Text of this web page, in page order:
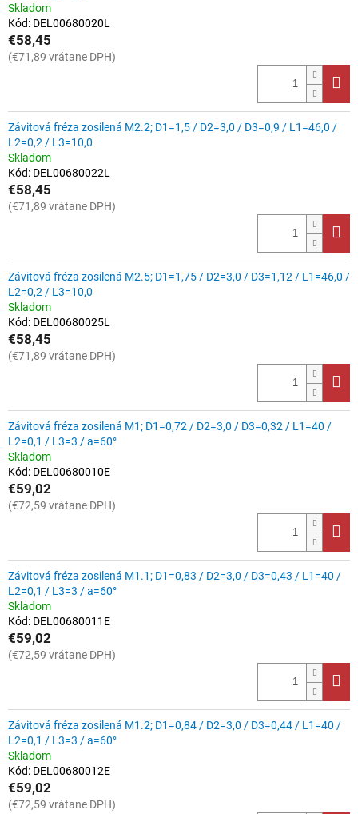
Skladom
Kód: DEL00680020L
€58,45
(€71,89 vrátane DPH)
Závitová fréza zosilená M2.2; D1=1,5 / D2=3,0 / D3=0,9 / L1=46,0 /
L2=0,2 / L3=10,0
Skladom
Kód: DEL00680022L
€58,45
(€71,89 vrátane DPH)
Závitová fréza zosilená M2.5; D1=1,75 / D2=3,0 / D3=1,12 / L1=46,0 /
L2=0,2 / L3=10,0
Skladom
Kód: DEL00680025L
€58,45
(€71,89 vrátane DPH)
Závitová fréza zosilená M1; D1=0,72 / D2=3,0 / D3=0,32 / L1=40 /
L2=0,1 / L3=3 / a=60°
Skladom
Kód: DEL00680010E
€59,02
(€72,59 vrátane DPH)
Závitová fréza zosilená M1.1; D1=0,83 / D2=3,0 / D3=0,43 / L1=40 /
L2=0,1 / L3=3 / a=60°
Skladom
Kód: DEL00680011E
€59,02
(€72,59 vrátane DPH)
Závitová fréza zosilená M1.2; D1=0,84 / D2=3,0 / D3=0,44 / L1=40 /
L2=0,1 / L3=3 / a=60°
Skladom
Kód: DEL00680012E
€59,02
(€72,59 vrátane DPH)